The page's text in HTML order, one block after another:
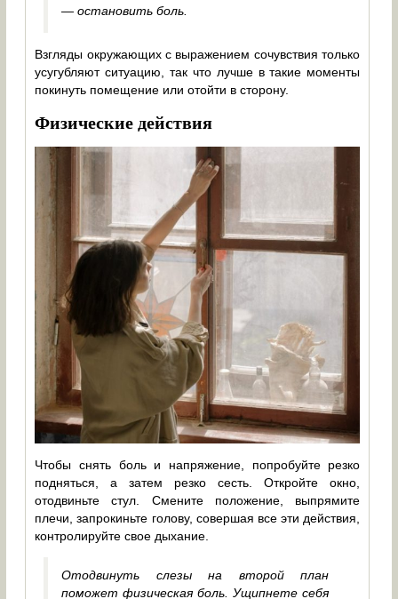
— остановить боль.
Взгляды окружающих с выражением сочувствия только
усугубляют ситуацию, так что лучше в такие моменты
покинуть помещение или отойти в сторону.
Физические действия
Чтобы снять боль и напряжение, попробуйте резко
подняться, а затем резко сесть. Откройте окно,
отодвиньте стул. Смените положение, выпрямите
плечи, запрокиньте голову, совершая все эти действия,
контролируйте свое дыхание.
Отодвинуть слезы на второй план
поможет физическая боль. Ущипнете себя